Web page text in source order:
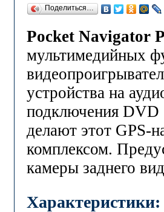
Поделиться…
Pocket Navigator
мультимедийных
устройства на
подключения DVD
делают этот GPS-
комплексом.
камеры заднего
Характеристики: